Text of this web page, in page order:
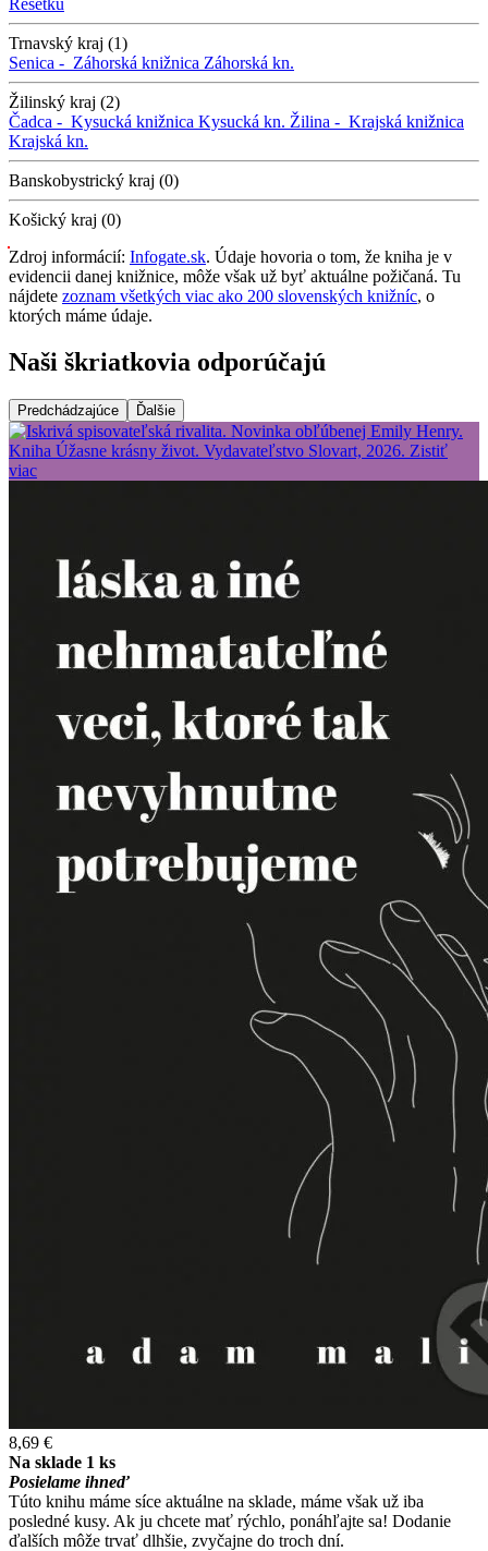
Rešetku
Trnavský kraj (1)
Senica - Záhorská knižnica Záhorská kn.
Žilinský kraj (2)
Čadca - Kysucká knižnica Kysucká kn. Žilina - Krajská knižnica
Krajská kn.
Banskobystrický kraj (0)
Košický kraj (0)
Zdroj informácií: Infogate.sk. Údaje hovoria o tom, že kniha je v
evidencii danej knižnice, môže však už byť aktuálne požičaná. Tu
nájdete zoznam všetkých viac ako 200 slovenských knižníc, o
ktorých máme údaje.
Naši škriatkovia odporúčajú
Predchádzajúce Ďalšie
8,69 €
Na sklade 1 ks
Posielame ihneď
Túto knihu máme síce aktuálne na sklade, máme však už iba
posledné kusy. Ak ju chcete mať rýchlo, ponáhľajte sa! Dodanie
ďalších môže trvať dlhšie, zvyčajne do troch dní.